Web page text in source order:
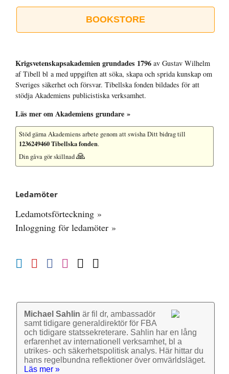
BOOKSTORE
Krigsvetenskap­sakademien grundades 1796 av Gustav Wilhelm
af Tibell bl a med uppgiften att söka, skapa och sprida kunskap om
Sveriges säkerhet och försvar. Tibellska fonden bildades för att
stödja Akademiens publicistiska verksamhet.
Läs mer om Akademiens grundare »
Stöd gärna Akademiens arbete genom att swisha Ditt bidrag till
1236249460 Tibellska fonden.
Din gåva gör skillnad🙏
Ledamöter
Ledamotsförteckning »
Inloggning för ledamöter »
Michael Sahlin är fil dr, ambassadör
samt tidigare general­direktör för FBA
och tidigare stats­sekre­terare. Sahlin har en lång
erfarenhet av inter­nationell verk­samhet, bl a
utrikes- och säkerhets­politisk analys. Här hittar du
hans regel­bundna reflek­tioner över omvärlds­läget.
Läs mer »